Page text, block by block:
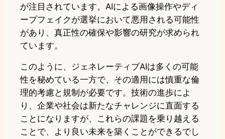
が注目されています。AIによる画像操作やディ
ープフェイクが選挙において悪用される可能性
があり、真正性の確保や影響の研究が求められ
ています。
このように、ジェネレーティブAIは多くの可能
性を秘めている一方で、その適用には慎重な倫
理的考慮と規制が必要です。技術の進歩によ
り、企業や社会は新たなチャレンジに直面する
ことになりますが、これらの課題を乗り越える
ことで、より良い未来を築くことができるでし